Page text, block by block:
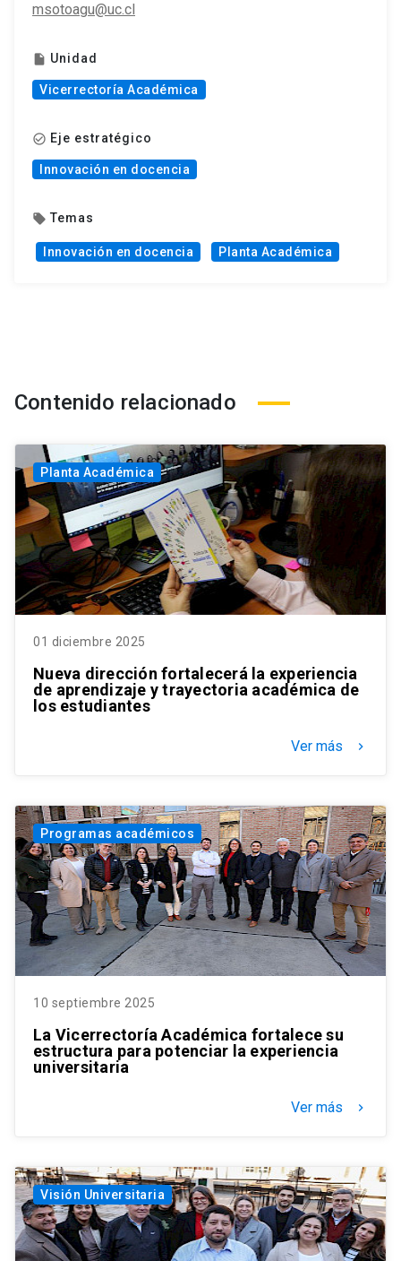
msotoagu@uc.cl
insert_drive_file Unidad
Vicerrectoría Académica
check_circle_outline Eje estratégico
Innovación en docencia
local_offer Temas
Innovación en docencia Planta Académica
Contenido relacionado
Planta Académica
01 diciembre 2025
Nueva dirección fortalecerá la experiencia
de aprendizaje y trayectoria académica de
los estudiantes
Ver más keyboard_arrow_right
Programas académicos
10 septiembre 2025
La Vicerrectoría Académica fortalece su
estructura para potenciar la experiencia
universitaria
Ver más keyboard_arrow_right
Visión Universitaria